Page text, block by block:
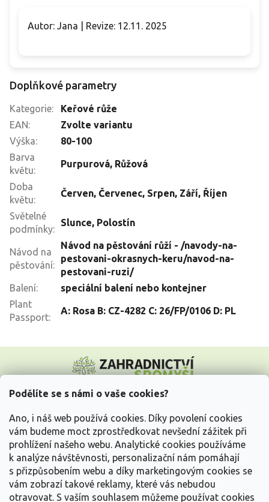
Podělíte se s námi o vaše cookies?
Ano, i náš web používá cookies. Díky povolení cookies
vám budeme moct zprostředkovat nevšední zážitek při
prohlížení našeho webu. Analytické cookies používáme
k analýze návštěvnosti, personalizační nám pomáhají
s přizpůsobením webu a díky marketingovým cookies se
vám zobrazí takové reklamy, které vás nebudou
otravovat. S vaším souhlasem můžeme používat cookies
Autor: Jana | Revize: 12.11. 2025
Doplňkové parametry
Kategorie:
Keřové růže
EAN:
Zvolte variantu
Výška:
80-100
Barva
květu:
Purpurová, Růžová
Doba
květu:
Červen, Červenec, Srpen, Září, Říjen
Světelné
podmínky:
Slunce, Polostín
Návod na
pěstování:
Návod na pěstování růží - /navody-na-
pestovani-okrasnych-keru/navod-na-
pestovani-ruzi/
Balení:
speciální balení nebo kontejner
Plant
Passport:
A: Rosa B: CZ-4282 C: 26/FP/0106 D: PL
p
Vše o nákupu
Informace pro Vás
Kontakujte nás